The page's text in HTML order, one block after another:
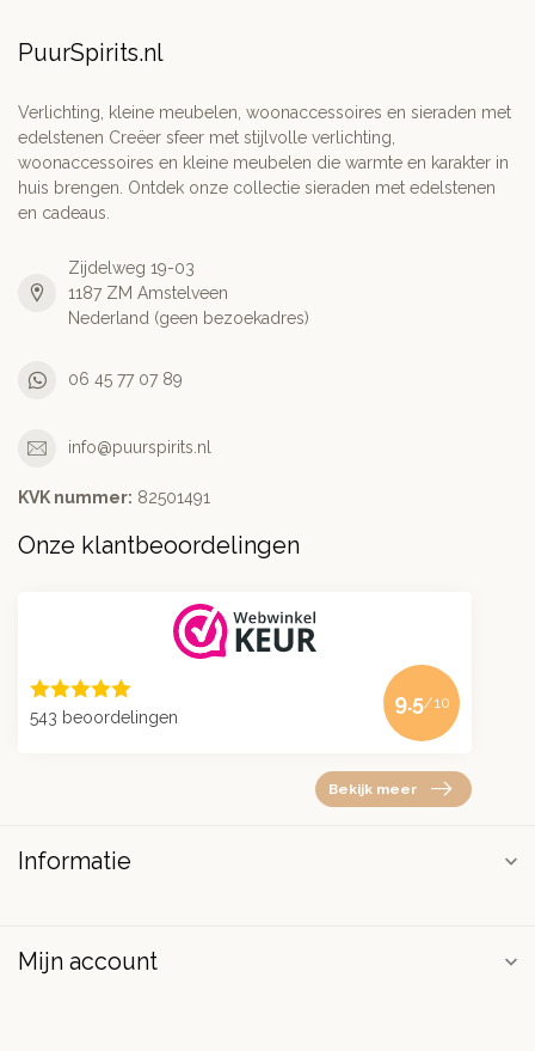
PuurSpirits.nl
Verlichting, kleine meubelen, woonaccessoires en sieraden met
edelstenen Creëer sfeer met stijlvolle verlichting,
woonaccessoires en kleine meubelen die warmte en karakter in
huis brengen. Ontdek onze collectie sieraden met edelstenen
en cadeaus.
Zijdelweg 19-03
1187 ZM Amstelveen
Nederland (geen bezoekadres)
06 45 77 07 89
info@puurspirits.nl
KVK nummer: 82501491
Onze klantbeoordelingen
543 beoordelingen
9.5/10
Bekijk meer
Informatie
Mijn account